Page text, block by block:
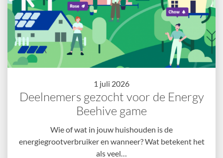
1 juli 2026
Deelnemers gezocht voor de Energy
Beehive game
Wie of wat in jouw huishouden is de
energiegrootverbruiker en wanneer? Wat betekent het
als veel…